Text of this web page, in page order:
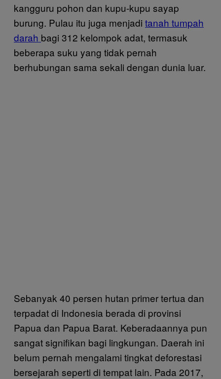
kangguru pohon dan kupu-kupu sayap
burung. Pulau itu juga menjadi tanah tumpah
darah bagi 312 kelompok adat, termasuk
beberapa suku yang tidak pernah
berhubungan sama sekali dengan dunia luar.
Sebanyak 40 persen hutan primer tertua dan
terpadat di Indonesia berada di provinsi
Papua dan Papua Barat. Keberadaannya pun
sangat signifikan bagi lingkungan. Daerah ini
belum pernah mengalami tingkat deforestasi
bersejarah seperti di tempat lain. Pada 2017,